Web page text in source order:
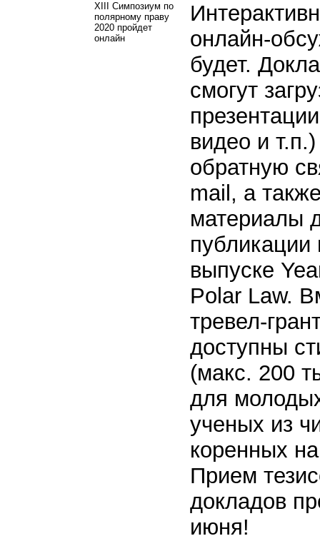
XIII Симпозиум по
полярному праву
2020 пройдет
онлайн
онлайн-
будет.
смогут
видео и
обратную
mail, а
материалы
публикации
выпуске
Polar Law.
тревел-
доступны
(макс. 200
для
ученых из
коренных
Прием
докладов
июня!